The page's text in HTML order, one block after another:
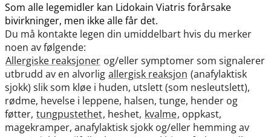
Som alle legemidler kan Lidokain Viatris forårsake
bivirkninger, men ikke alle får det.
Du må kontakte legen din umiddelbart hvis du merker
noen av følgende:
Allergiske reaksjoner og​/​eller symptomer som signalerer
utbrudd av en alvorlig allergisk reaksjon (anafylaktisk
sjokk) slik som kløe i huden, utslett (som nesleutslett),
rødme, hevelse i leppene, halsen, tunge, hender og
føtter, tungpustethet, heshet, kvalme, oppkast,
magekramper, anafylaktisk sjokk og​/​eller hemming av